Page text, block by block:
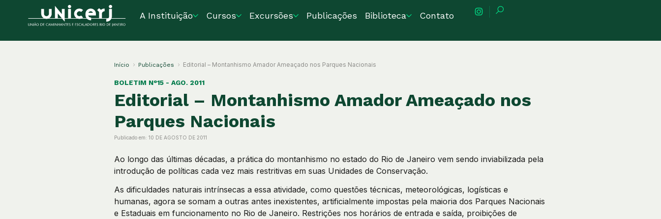
A Instituição Cursos Excursões Publicações Biblioteca Contato
Início Publicações Editorial – Montanhismo Amador Ameaçado nos Parques Nacionais
BOLETIM N°15 - AGO. 2011
Editorial – Montanhismo Amador Ameaçado nos
Parques Nacionais
Publicado em: 10 DE AGOSTO DE 2011
Ao longo das últimas décadas, a prática do montanhismo no estado do Rio de Janeiro vem sendo inviabilizada pela
introdução de políticas cada vez mais restritivas em suas Unidades de Conservação.
As dificuldades naturais intrínsecas a essa atividade, como questões técnicas, meteorológicas, logísticas e
humanas, agora se somam a outras antes inexistentes, artificialmente impostas pela maioria dos Parques Nacionais
e Estaduais em funcionamento no Rio de Janeiro. Restrições nos horários de entrada e saída, proibições de